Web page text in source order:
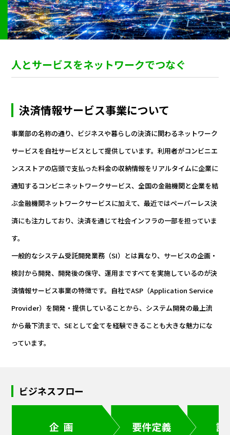
人とサービスをネットワークでつなぐ
決済情報サービス事業について
事業部の名称の通り、ビジネスや暮らしの決済に関わるネットワーク
サービスを自社サービスとして提供しています。利用者がコンビニエ
ンスストアの店頭で支払った料金の収納情報をリアルタイムに企業に
通知するコンビニネットワークサービス、全国の金融機関と企業を結
ぶ金融機関ネットワークサービスに加えて、最近ではペーパーレス決
済にも注力しており、決済を通じて社会インフラの一部を担っていま
す。
一般的なシステム受託開発業務（SI）とは異なり、サービスの企画・
検討から開発、開発後の保守、運用まですべてを実施しているのが決
済情報サービス事業の特徴です。自社でASP（Application Service
Provider）を開発・提供していることから、システム開発の最上流
から最下流まで、SEとして全てを経験できることも大きな魅力にな
っています。
ビジネスフロー